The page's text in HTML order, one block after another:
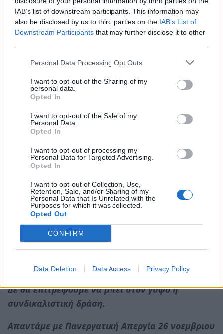
IAB’s list of downstream participants. This information may
also be disclosed by us to third parties on the IAB’s List of
Downstream Participants that may further disclose it to other
Personal Data Processing Opt Outs
I want to opt-out of the Sharing of my
personal data.
Opted In
I want to opt-out of the Sale of my
Personal Data.
Opted In
I want to opt-out of processing my
Personal Data for Targeted Advertising.
Opted In
I want to opt-out of Collection, Use,
Retention, Sale, and/or Sharing of my
Personal Data that Is Unrelated with the
Purposes for which it was collected.
Opted Out
CONFIRM
Data Deletion Data Access Privacy Policy
Η πάλη του λαού θα ανατρέψει τα σχέδιά τους!
Αυτό το νομοσχέδιο θα μείνει στα χαρτιά!
επίθεση της κυβέρνησης και των εργοδοτών.
Απεργιακός συναγερμός σε κάθε σχολείο, σε
κάθε χώρο δουλειάς
πανδημίας, για να κάνει πράξη τα πιο αρρωστημένα
όνειρα της εργοδοσίας, πρέπει να της γυρίσει
μπούμερανγκ.
προκειμένου να διασφαλίσει την ομαλή δια
ζώσης λειτουργία των σχολείων, εδώ και τώρα
να επιτάξει τον ιδιωτικό τομέα υγείας και να μην
κάνει παζάρια για δωράκια στους κλινικάρχες.
Όλοι στον αγώνα, όλοι στην οργάνωση της
αντεπίθεσης!
Δε θα επιτρέψουμε να μπει στον γύψο η
συνδικαλιστική δράση.
Απαντάμε με Πανεργατική Απεργία 26 νοεμβριου